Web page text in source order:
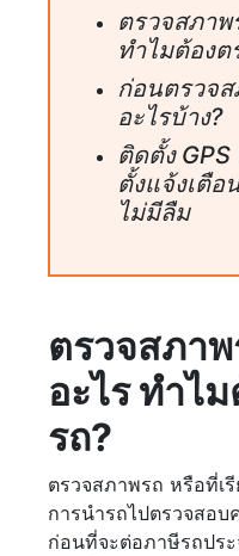
ตรวจสภาพ
ทำไมต้องต
ก่อนตรวจ
อะไรบ้าง?
ติดตั้ง
ตั้งแจ้งเตื
ไม่มีลืม
ตรวจสภา
อะไร ทำไ
รถ?
ตรวจสภาพรถ หรือที่เ
การนำรถไปตรวจสอ
ก่อนที่จะต่อภาษีรถปร